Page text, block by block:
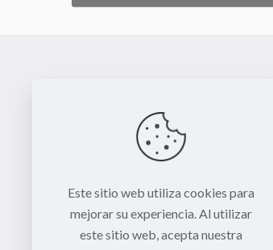
Este sitio web utiliza cookies para
mejorar su experiencia. Al utilizar
este sitio web, acepta nuestra